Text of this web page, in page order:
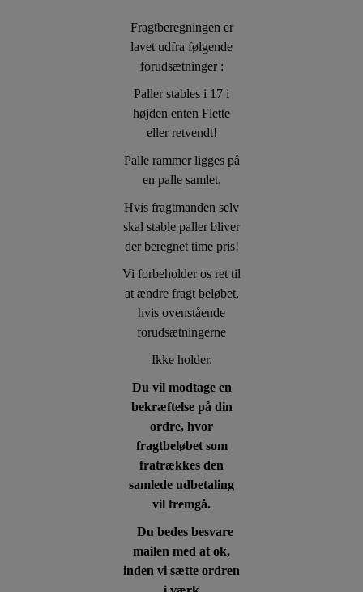
Fragtberegningen er
lavet udfra følgende
forudsætninger :
Paller stables i 17 i
højden enten Flette
eller retvendt!
Palle rammer ligges på
en palle samlet.
Hvis fragtmanden selv
skal stable paller bliver
der beregnet time pris!
Vi forbeholder os ret til
at ændre fragt beløbet,
hvis ovenstående
forudsætningerne
Ikke holder.
Du vil modtage en
bekræftelse på din
ordre, hvor
fragtbeløbet som
fratrækkes den
samlede udbetaling
vil fremgå.
Du bedes besvare
mailen med at ok,
inden vi sætte ordren